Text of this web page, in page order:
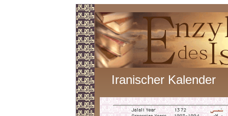
Iranischer Kalender